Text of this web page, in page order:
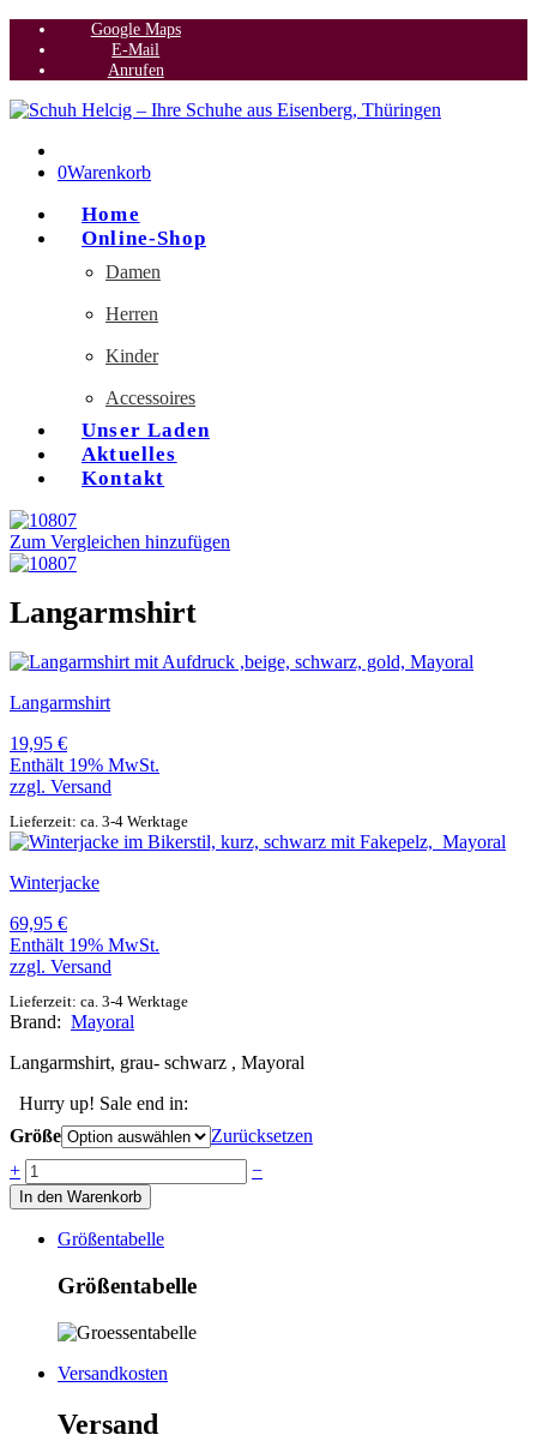
Google Maps
E-Mail
Anrufen
0Warenkorb
Home
Online-Shop
Damen
Herren
Kinder
Accessoires
Unser Laden
Aktuelles
Kontakt
Zum Vergleichen hinzufügen
Langarmshirt
Langarmshirt
19,95 €
Enthält 19% MwSt.
zzgl. Versand
Lieferzeit: ca. 3-4 Werktage
Winterjacke
69,95 €
Enthält 19% MwSt.
zzgl. Versand
Lieferzeit: ca. 3-4 Werktage
Brand: Mayoral
Langarmshirt, grau- schwarz , Mayoral
Hurry up! Sale end in:
Größe
Zurücksetzen
Anzahl
+ −
In den Warenkorb
Größentabelle
Größentabelle
Versandkosten
Versand